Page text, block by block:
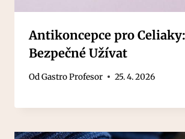
Antikoncepce pro Celiaky:
Bezpečné Užívat
OdGastro Profesor 25. 4. 2026